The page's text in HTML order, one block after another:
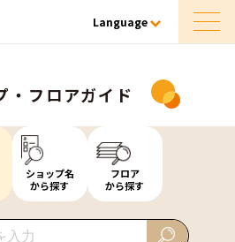
Language
・フロアガイド
ショップ名
から探す
フロア
から探す